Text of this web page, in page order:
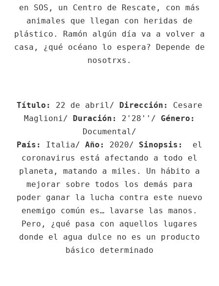
en SOS, un Centro de Rescate, con más
animales que llegan con heridas de
plástico. Ramón algún día va a volver a
casa, ¿qué océano lo espera? Depende de
nosotrxs.
Título: 22 de abril/ Dirección:
Cesare
Maglioni/
Duración: 2'28''/ Género:
Documental/
País: Italia/ Año: 2020/ Sinopsis:
el
coronavirus está afectando a todo el
planeta, matando a miles. Un hábito a
mejorar sobre todos los demás para
poder ganar la lucha contra este nuevo
enemigo común es… lavarse las manos.
Pero, ¿qué pasa con aquellos lugares
donde el agua dulce no es un producto
básico determinado